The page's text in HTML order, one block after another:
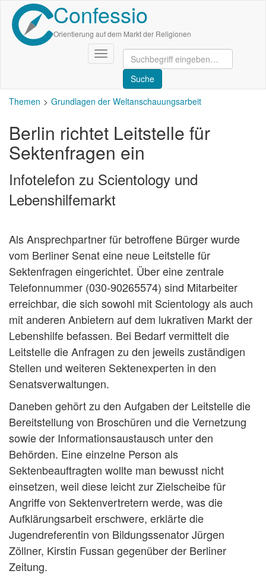
Direkt
zum
Inhalt
Confessio
Orientierung auf dem Markt der Religionen
Navigation
aktivieren/deaktivieren
Themen Grundlagen der Weltanschauungsarbeit
Berlin richtet Leitstelle für
Sektenfragen ein
Infotelefon zu Scientology und
Lebenshilfemarkt
Als Ansprechpartner für betroffene Bürger wurde
vom Berliner Senat eine neue Leitstelle für
Sektenfragen eingerichtet. Über eine zentrale
Telefonnummer (030-90265574) sind Mitarbeiter
erreichbar, die sich sowohl mit Scientology als auch
mit anderen Anbietern auf dem lukrativen Markt der
Lebenshilfe befassen. Bei Bedarf vermittelt die
Leitstelle die Anfragen zu den jeweils zuständigen
Stellen und weiteren Sektenexperten in den
Senatsverwaltungen.
Daneben gehört zu den Aufgaben der Leitstelle die
Bereitstellung von Broschüren und die Vernetzung
sowie der Informationsaustausch unter den
Behörden. Eine einzelne Person als
Sektenbeauftragten wollte man bewusst nicht
einsetzen, weil diese leicht zur Zielscheibe für
Angriffe von Sektenvertretern werde, was die
Aufklärungsarbeit erschwere, erklärte die
Jugendreferentin von Bildungssenator Jürgen
Zöllner, Kirstin Fussan gegenüber der Berliner
Zeitung.